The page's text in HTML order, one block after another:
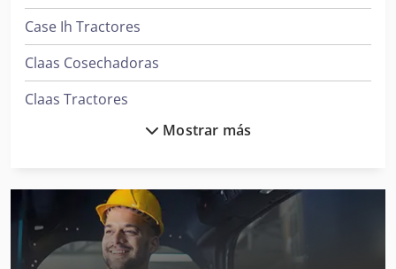
Case Ih Tractores
Claas Cosechadoras
Claas Tractores
Demag Grúas
Fendt Tractores
Mostrar más